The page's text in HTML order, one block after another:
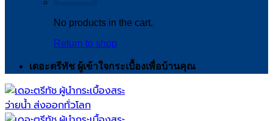
No products in the cart.
Return to shop
เดอะตรีทัช ผู้เข้าใจกระเบื้องเพื่อบ้านคุณ